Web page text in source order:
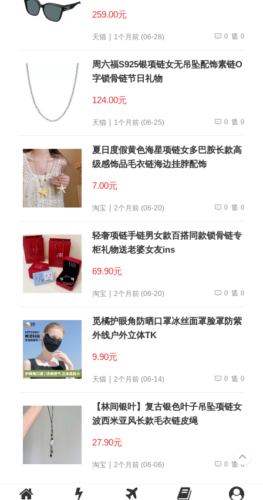
259.00元
天猫 1个月前 (06-28) 0 0
周六福S925银项链女无吊坠配饰素链O
字锁骨链节日礼物
124.00元
天猫 1个月前 (06-25) 0 0
夏日度假黄色海星项链女多巴胺长款高
级感饰品毛衣链海边挂脖配饰
7.00元
淘宝 2个月前 (06-20) 0 0
轻奢项链手链男女款百搭同款锁骨链专
柜礼物送老婆女友ins
69.90元
淘宝 2个月前 (06-20) 0 0
觅橘护眼角防晒口罩冰丝面罩脸罩防紫
外线户外立体TK
9.90元
天猫 2个月前 (06-14) 0 0
【林间银叶】复古银色叶子吊坠项链女
波西米亚风长款毛衣链皮绳
27.90元
淘宝 2个月前 (06-06) 0 0